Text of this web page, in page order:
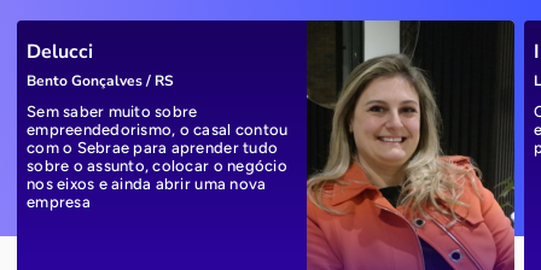
Delucci
Bento Gonçalves / RS
Sem saber muito sobre
empreendedorismo, o casal contou
com o Sebrae para aprender tudo
sobre o assunto, colocar o negócio
nos eixos e ainda abrir uma nova
empresa